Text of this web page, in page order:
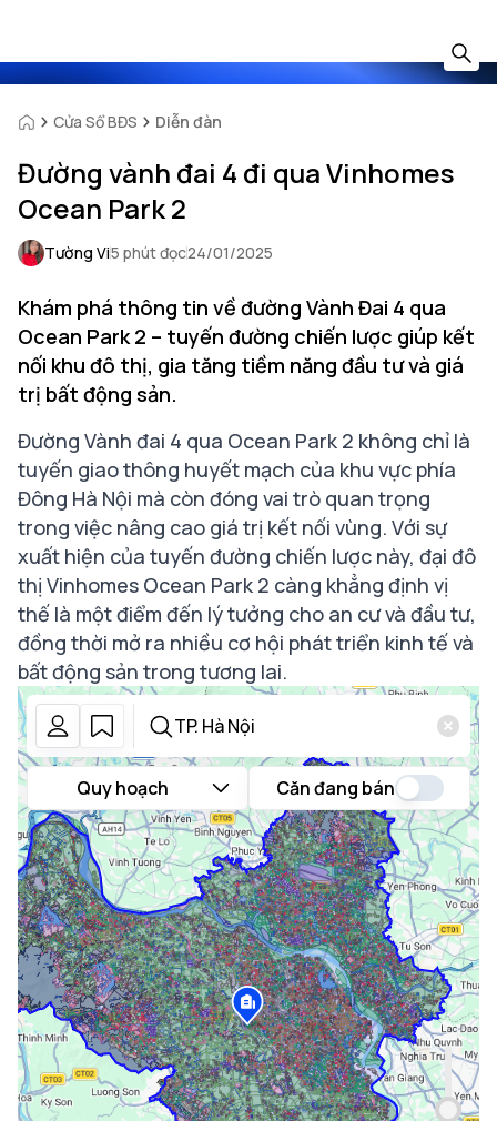
Cửa Sổ BĐS Diễn đàn
Đường vành đai 4 đi qua Vinhomes
Ocean Park 2
Tường Vi5 phút đọc24/01/2025
Khám phá thông tin về đường Vành Đai 4 qua
Ocean Park 2 – tuyến đường chiến lược giúp kết
nối khu đô thị, gia tăng tiềm năng đầu tư và giá
trị bất động sản.
Đường Vành đai 4 qua Ocean Park 2 không chỉ là
tuyến giao thông huyết mạch của khu vực phía
Đông Hà Nội mà còn đóng vai trò quan trọng
trong việc nâng cao giá trị kết nối vùng. Với sự
xuất hiện của tuyến đường chiến lược này, đại đô
thị Vinhomes Ocean Park 2 càng khẳng định vị
thế là một điểm đến lý tưởng cho an cư và đầu tư,
đồng thời mở ra nhiều cơ hội phát triển kinh tế và
bất động sản trong tương lai.